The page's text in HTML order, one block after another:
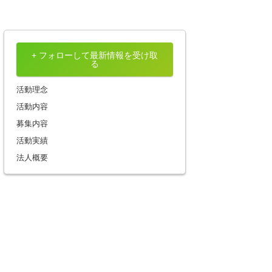
+ フォローして最新情報を受け取
る
活動理念
活動内容
募集内容
活動実績
法人概要